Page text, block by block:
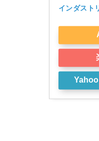
インダスト